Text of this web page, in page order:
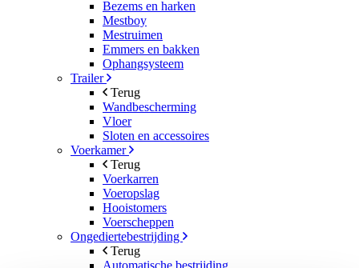
Bezems en harken
Mestboy
Mestruimen
Emmers en bakken
Ophangsysteem
Trailer
Terug
Wandbescherming
Vloer
Sloten en accessoires
Voerkamer
Terug
Voerkarren
Voeropslag
Hooistomers
Voerscheppen
Ongediertebestrijding
Terug
Automatische bestrijding